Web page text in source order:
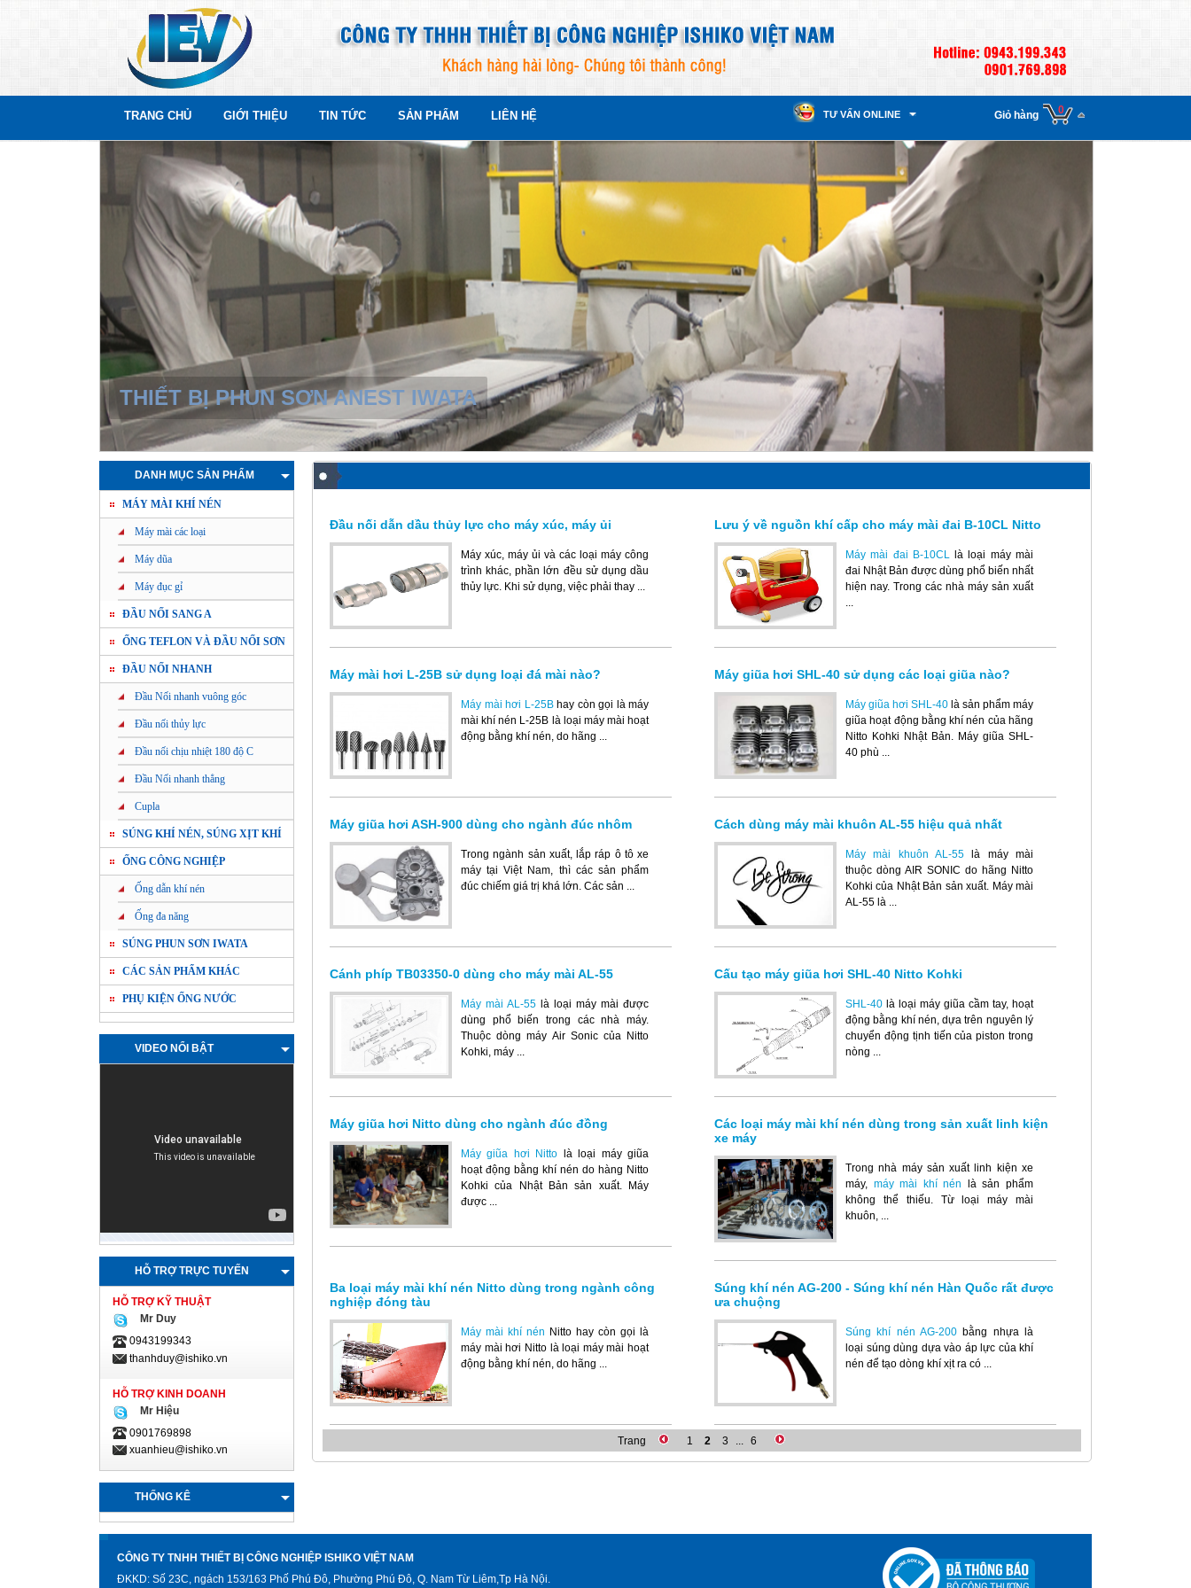
TRANG CHỦ GIỚI THIỆU TIN TỨC SẢN PHẨM LIÊN HỆ TƯ VẤN ONLINE Giỏ hàng 0
THIẾT BỊ PHUN SƠN ANEST IWATA
DANH MỤC SẢN PHẨM
MÁY MÀI KHÍ NÉN
Máy mài các loại
Máy dũa
Máy đục gỉ
ĐẦU NỐI SANG A
ỐNG TEFLON VÀ ĐẦU NỐI SƠN
ĐẦU NỐI NHANH
Đầu Nối nhanh vuông góc
Đầu nối thủy lực
Đầu nối chịu nhiệt 180 độ C
Đầu Nối nhanh thẳng
Cupla
SÚNG KHÍ NÉN, SÚNG XỊT KHÍ
ỐNG CÔNG NGHIỆP
Ống dẫn khí nén
Ống đa năng
SÚNG PHUN SƠN IWATA
CÁC SẢN PHẨM KHÁC
PHỤ KIỆN ỐNG NƯỚC
VIDEO NỔI BẬT
HỖ TRỢ TRỰC TUYẾN
HỖ TRỢ KỸ THUẬT
Mr Duy
0943199343
thanhduy@ishiko.vn
HỖ TRỢ KINH DOANH
Mr Hiệu
0901769898
xuanhieu@ishiko.vn
THỐNG KÊ
Đầu nối dẫn dầu thủy lực cho máy xúc, máy ủi
Máy xúc, máy ủi và các loại máy công
trình khác, phần lớn đều sử dụng dầu
thủy lực. Khi sử dụng, việc phải thay ...
Lưu ý về nguồn khí cấp cho máy mài đai B-10CL Nitto
Máy mài đai B-10CLlà loại máy mài
đai Nhật Bản được dùng phổ biến nhất
hiện nay. Trong các nhà máy sản xuất
...
Máy mài hơi L-25B sử dụng loại đá mài nào?
Máy mài hơi L-25Bhay còn gọi là máy
mài khí nén L-25B là loại máy mài hoạt
động bằng khí nén, do hãng ...
Máy giũa hơi SHL-40 sử dụng các loại giũa nào?
Máy giũa hơi SHL-40 là sản phẩm máy
giũa hoạt động bằng khí nén của hãng
Nitto Kohki Nhật Bản. Máy giũa SHL-
40 phù ...
Máy giũa hơi ASH-900 dùng cho ngành đúc nhôm
Trong ngành sản xuất, lắp ráp ô tô xe
máy tại Việt Nam, thì các sản phẩm
đúc chiếm giá trị khá lớn. Các sản ...
Cách dùng máy mài khuôn AL-55 hiệu quả nhất
Máy mài khuôn AL-55 là máy mài
thuộc dòng AIR SONIC do hãng Nitto
Kohki của Nhật Bản sản xuất. Máy mài
AL-55 là ...
Cánh phíp TB03350-0 dùng cho máy mài AL-55
Máy mài AL-55 là loại máy mài được
dùng phổ biến trong các nhà máy.
Thuộc dòng máy Air Sonic của Nitto
Kohki, máy ...
Cấu tạo máy giũa hơi SHL-40 Nitto Kohki
SHL-40 là loại máy giũa cầm tay, hoạt
động bằng khí nén, dựa trên nguyên lý
chuyển động tịnh tiến của piston trong
nòng ...
Máy giũa hơi Nitto dùng cho ngành đúc đồng
Máy giũa hơi Nitto là loại máy giũa
hoạt động bằng khí nén do hàng Nitto
Kohki của Nhật Bản sản xuất. Máy
được ...
Các loại máy mài khí nén dùng trong sản xuất linh kiện
xe máy
Trong nhà máy sản xuất linh kiện xe
máy, máy mài khí nén là sản phẩm
không thể thiếu. Từ loại máy mài
khuôn, ...
Ba loại máy mài khí nén Nitto dùng trong ngành công
nghiệp đóng tàu
Máy mài khí nén Nitto hay còn gọi là
máy mài hơi Nitto là loại máy mài hoạt
động bằng khí nén, do hãng ...
Súng khí nén AG-200 - Súng khí nén Hàn Quốc rất được
ưa chuộng
Súng khí nén AG-200 bằng nhựa là
loại súng dùng dựa vào áp lực của khí
nén để tạo dòng khí xịt ra có ...
Trang 1 2 3 ... 6
CÔNG TY TNHH THIẾT BỊ CÔNG NGHIỆP ISHIKO VIỆT NAM
ĐKKD: Số 23C, ngách 153/163 Phố Phú Đô, Phường Phú Đô, Q. Nam Từ Liêm,Tp Hà Nội.